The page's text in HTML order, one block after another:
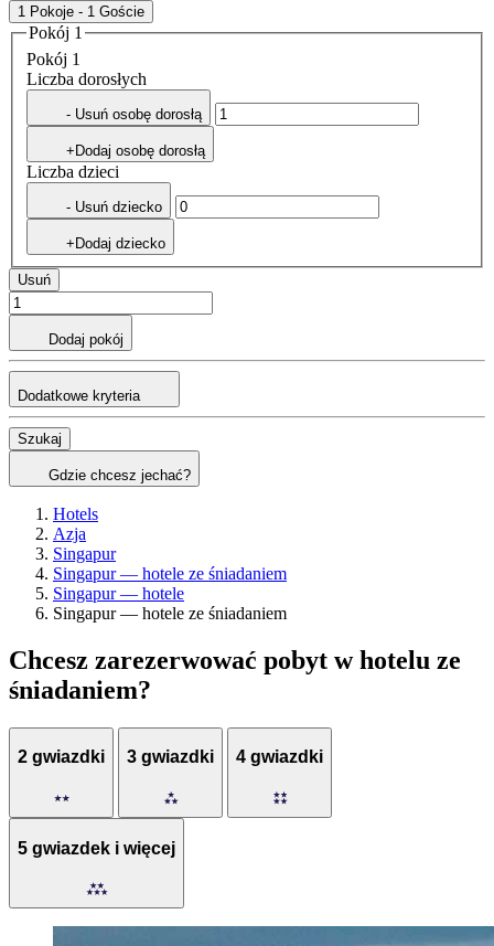
1 Pokoje - 1 Goście
Pokój 1
Pokój 1
Liczba dorosłych
- Usuń osobę dorosłą
+Dodaj osobę dorosłą
Liczba dzieci
- Usuń dziecko
+Dodaj dziecko
Usuń
Dodaj pokój
Dodatkowe kryteria
Szukaj
Gdzie chcesz jechać?
Hotels
Azja
Singapur
Singapur — hotele ze śniadaniem
Singapur — hotele
Singapur — hotele ze śniadaniem
Chcesz zarezerwować pobyt w hotelu ze
śniadaniem?
2 gwiazdki 3 gwiazdki 4 gwiazdki
5 gwiazdek i więcej